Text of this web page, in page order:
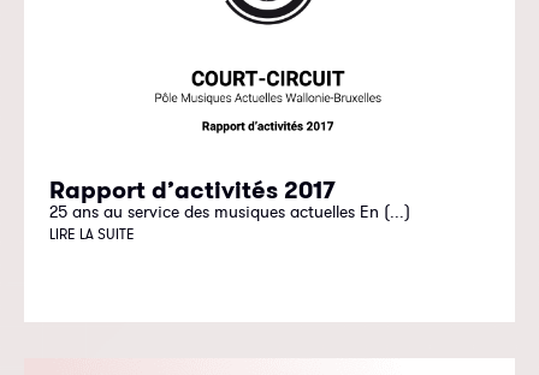
Rapport d’activités 2017
25 ans au service des musiques actuelles En (...)
LIRE LA SUITE